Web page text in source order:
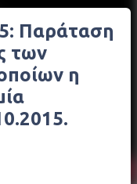
Παράταση
των
η